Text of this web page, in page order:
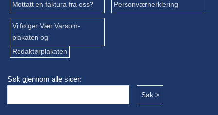
Mottatt en faktura fra oss? Personværnerklering
Vi følger Vær Varsom-
plakaten og
Redaktørplakaten
Søk gjennom alle sider: